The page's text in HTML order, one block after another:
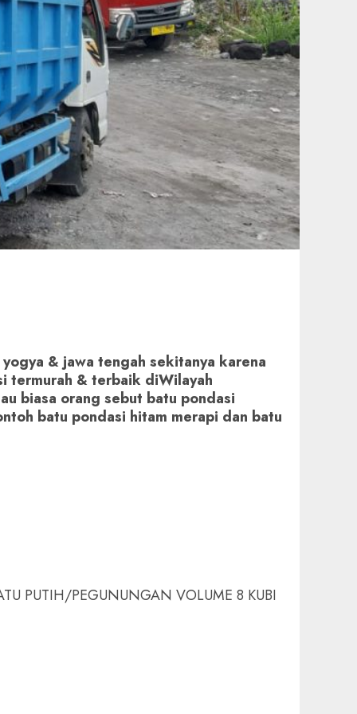
& jawa tengah sekitanya karena
termurah & terbaik diWilayah
biasa orang sebut batu pondasi
batu pondasi hitam merapi dan batu
PUTIH/PEGUNUNGAN VOLUME 8 KUBI